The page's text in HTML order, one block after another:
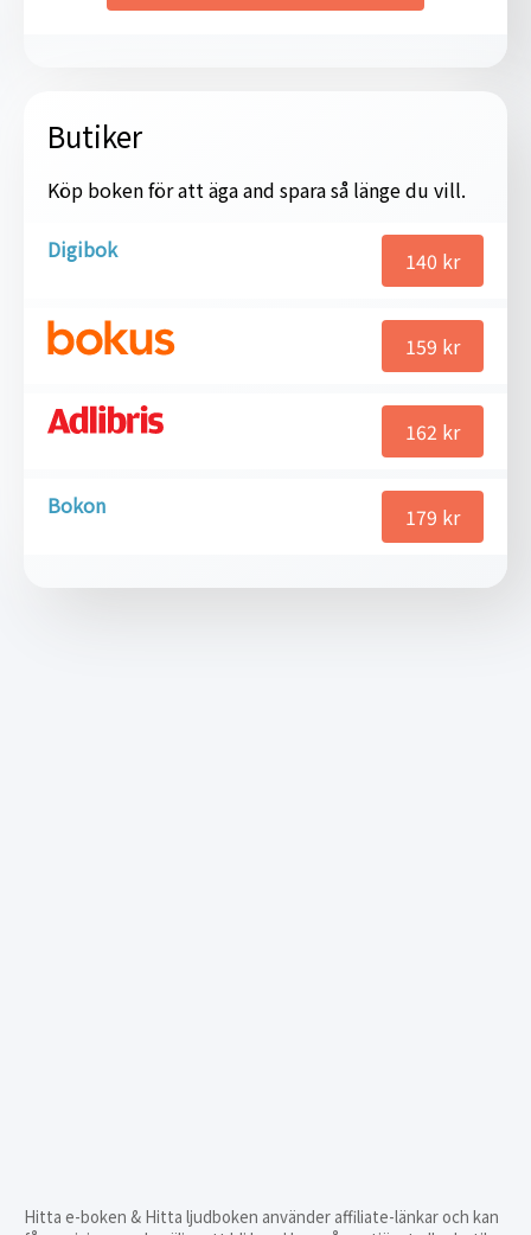
Butiker
Köp boken för att äga and spara så länge du vill.
Digibok 140 kr
159 kr
162 kr
Bokon 179 kr
Hitta e-boken & Hitta ljudboken använder affiliate-länkar och kan